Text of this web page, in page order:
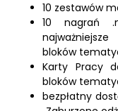
10 zestawów
10 nagrań
bloków
Karty Pracy
bloków
bezpłatny